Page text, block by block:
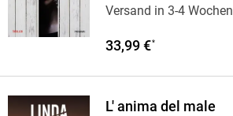
Versand in 3-4 Wochen
33,99 €*
L' anima del male